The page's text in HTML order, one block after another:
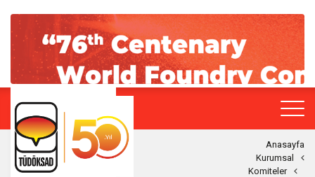
Anasayfa
Kurumsal
Komiteler